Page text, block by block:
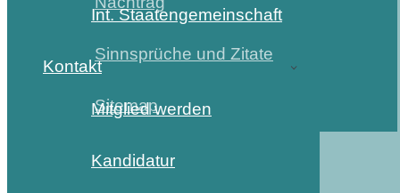
Sinnsprüche und Zitate
Sitemap
Int. Staatengemeinschaft
Kontakt
Mitglied werden
Kandidatur